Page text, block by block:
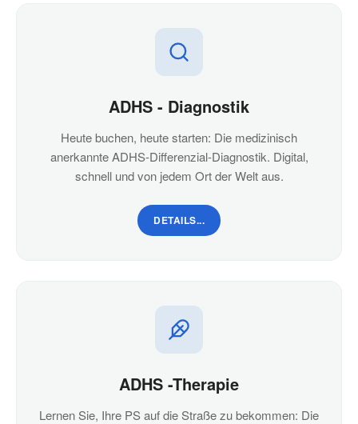
ADHS - Diagnostik
Heute buchen, heute starten: Die medizinisch
anerkannte ADHS-Differenzial-Diagnostik. Digital,
schnell und von jedem Ort der Welt aus.
DETAILS...
ADHS -Therapie
Lernen Sie, Ihre PS auf die Straße zu bekommen: Die